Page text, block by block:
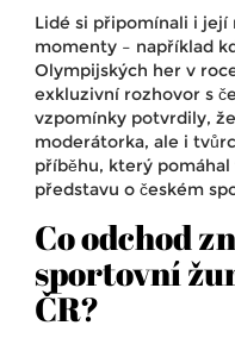
Lidé si připomínali i
momenty – například
Olympijských her v
exkluzivní rozhovor s
vzpomínky potvrdily,
moderátorka, ale i
příběhu, který
představu o českém
Co odchod
sportovní
ČR?